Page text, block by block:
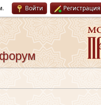
. Войти Регистрация